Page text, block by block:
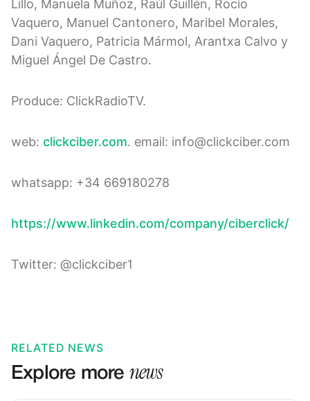
Lillo, Manuela Muñoz, Raúl Guillén, Rocío
Vaquero, Manuel Cantonero, Maribel Morales,
Dani Vaquero, Patricia Mármol, Arantxa Calvo y
Miguel Ángel De Castro.
Produce: ClickRadioTV.
web: clickciber.com. email: info@clickciber.com
whatsapp: +34 669180278
https://www.linkedin.com/company/ciberclick/
Twitter: @clickciber1
RELATED NEWS
Explore more news